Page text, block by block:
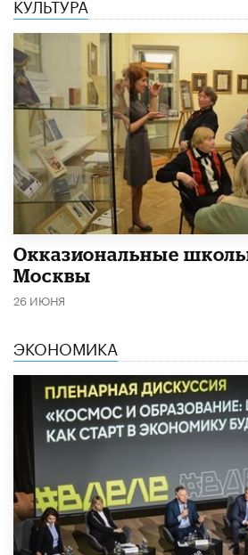
​Окказиональные
Москвы
26 ИЮНЯ
ЭКОНОМИКА